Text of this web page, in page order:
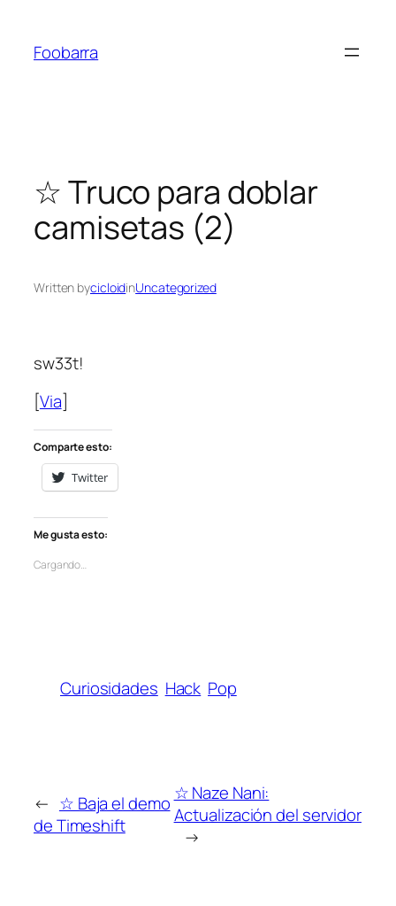
contenido
Foobarra
☆ Truco para doblar
camisetas (2)
Written bycicloidinUncategorized
sw33t!
[Via]
Comparte esto:
Twitter
Me gusta esto:
Cargando…
Curiosidades Hack Pop
← ☆ Baja el demo
de Timeshift
☆ Naze Nani:
Actualización del servidor
→